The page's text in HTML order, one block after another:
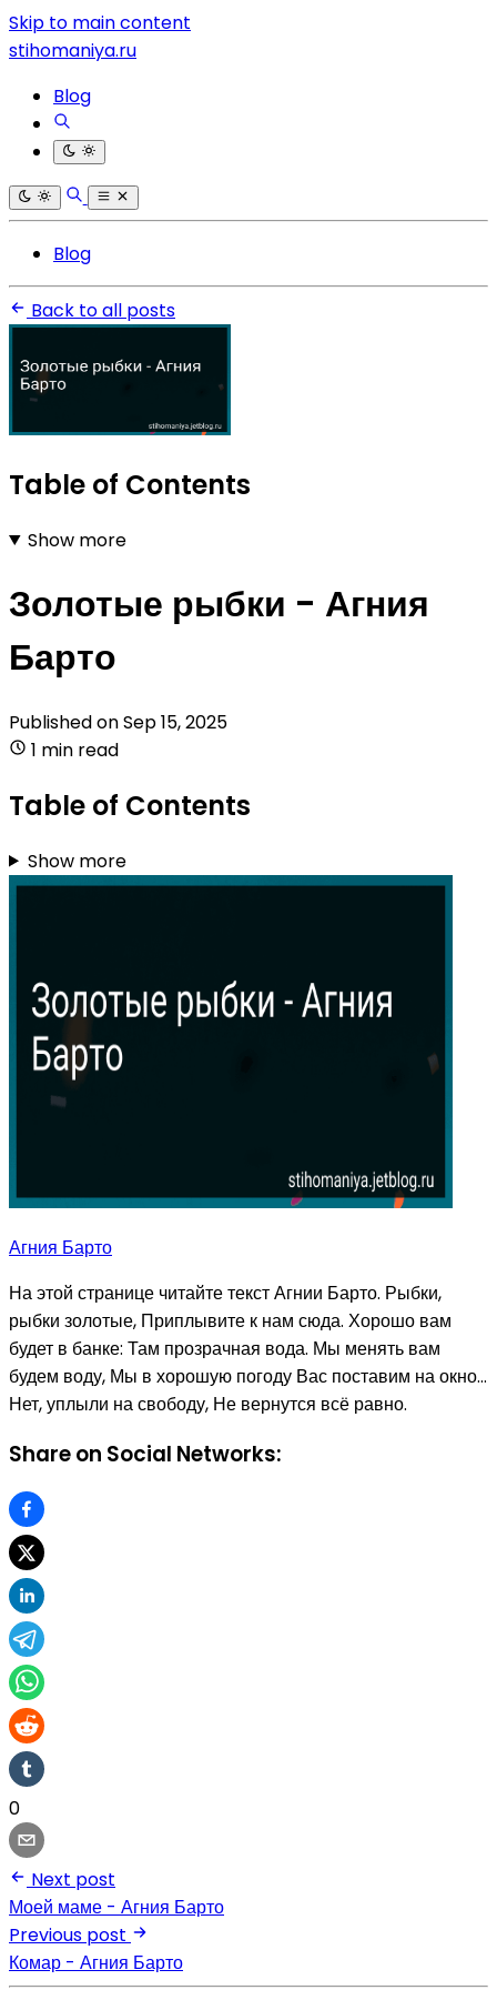
Skip to main content
stihomaniya.ru
Blog
Blog
Back to all posts
Table of Contents
Show more
Золотые рыбки - Агния
Барто
Published onSep 15, 2025
1 min read
Table of Contents
Show more
Агния Барто
На этой странице читайте текст Агнии Барто. Рыбки,
рыбки золотые, Приплывите к нам сюда. Хорошо вам
будет в банке: Там прозрачная вода. Мы менять вам
будем воду, Мы в хорошую погоду Вас поставим на окно…
Нет, уплыли на свободу, Не вернутся всё равно.
Share on Social Networks:
0
Next post
Моей маме - Агния Барто
Previous post
Комар - Агния Барто